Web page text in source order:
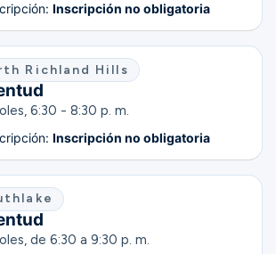
Inscripción no obligatoria
Richland Hills
6:30 - 8:30 p. m.
Inscripción no obligatoria
de 6:30 a 9:30 p. m.